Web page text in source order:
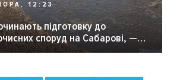
12:23
підготовку до
споруд на Сабарові, —